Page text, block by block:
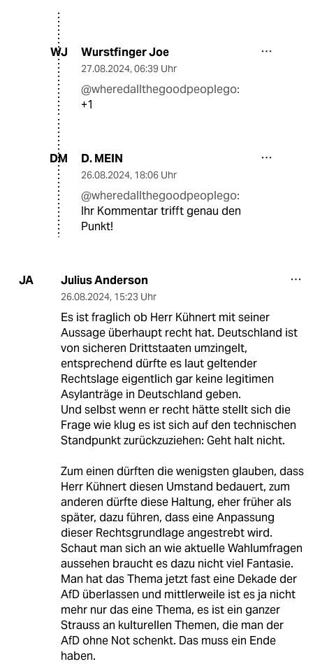
WJ Wurstfinger Joe
27.08.2024, 06:39 Uhr
@wheredallthegoodpeoplego:
+1
DM D. MEIN
26.08.2024, 18:06 Uhr
@wheredallthegoodpeoplego:
Ihr Kommentar trifft genau den
Punkt!
JA Julius Anderson
26.08.2024, 15:23 Uhr
Es ist fraglich ob Herr Kühnert mit seiner
Aussage überhaupt recht hat. Deutschland ist
von sicheren Drittstaaten umzingelt,
entsprechend dürfte es laut geltender
Rechtslage eigentlich gar keine legitimen
Asylanträge in Deutschland geben.
Und selbst wenn er recht hätte stellt sich die
Frage wie klug es ist sich auf den technischen
Standpunkt zurückzuziehen: Geht halt nicht.
Zum einen dürften die wenigsten glauben, dass
Herr Kühnert diesen Umstand bedauert, zum
anderen dürfte diese Haltung, eher früher als
später, dazu führen, dass eine Anpassung
dieser Rechtsgrundlage angestrebt wird.
Schaut man sich an wie aktuelle Wahlumfragen
aussehen braucht es dazu nicht viel Fantasie.
Man hat das Thema jetzt fast eine Dekade der
AfD überlassen und mittlerweile ist es ja nicht
mehr nur das eine Thema, es ist ein ganzer
Strauss an kulturellen Themen, die man der
AfD ohne Not schenkt. Das muss ein Ende
haben.